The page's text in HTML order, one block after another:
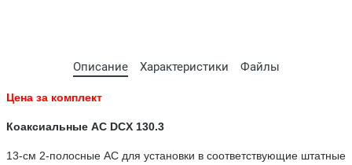
Описание Характеристики Файлы
Цена за комплект
Коаксиальные АС DCX 130.3
13-см 2-полосные АС для установки в соответствующие штатные